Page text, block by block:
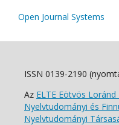
Open Journal Systems
ISSN 0139-2190
Az ELTE Eötvös
Nyelvtudományi és
Nyelvtudományi